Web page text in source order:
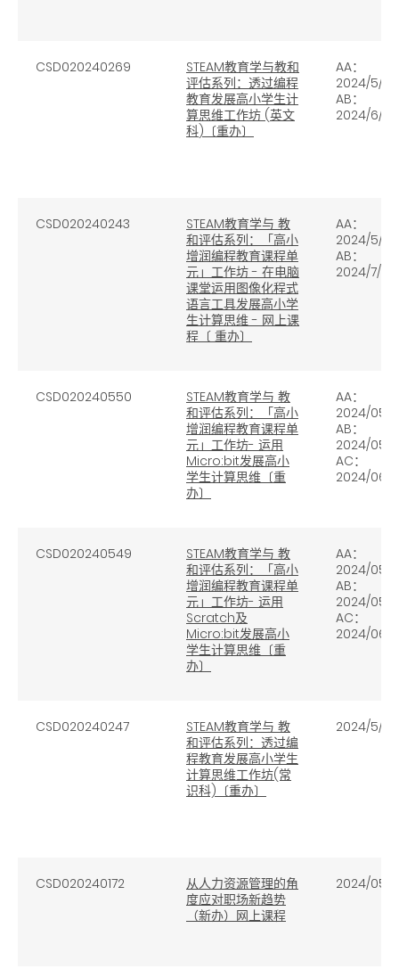
CSD020240269
STEAM教育学与教和
评估系列：透过编程
教育发展高小学生计
算思维工作坊 (英文
科) 〔重办〕
AA：
2024/5/30
AB：
2024/6/20
CSD020240243
STEAM教育学与 教
和评估系列：「高小
增润编程教育课程单
元」工作坊- 在电脑
课堂运用图像化程式
语言工具发展高小学
生计算思维- 网上课
程〔 重办〕
AA：
2024/5/24
AB：
2024/7/12
CSD020240550
STEAM教育学与 教
和评估系列：「高小
增润编程教育课程单
元」工作坊- 运用
Micro:bit发展高小
学生计算思维〔重
办〕
AA：
2024/05/
AB：
2024/05/
AC：
2024/06/
CSD020240549
STEAM教育学与 教
和评估系列：「高小
增润编程教育课程单
元」工作坊- 运用
Scratch及
Micro:bit发展高小
学生计算思维〔重
办〕
AA：
2024/05/
AB：
2024/05/
AC：
2024/06/
CSD020240247
STEAM教育学与 教
和评估系列：透过编
程教育发展高小学生
计算思维工作坊(常
识科)〔重办〕
2024/5/14
CSD020240172
从人力资源管理的角
度应对职场新趋势
（新办）网上课程
2024/05/